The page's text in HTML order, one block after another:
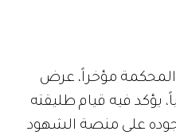
مؤخراً، عرض
يؤكد فيه قيام طليقته
على منصة الشهود